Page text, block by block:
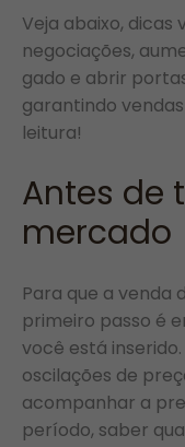
Veja abaixo, dicas
negociações,
gado e abrir
garantindo
leitura!
Antes de
mercado
Para que a venda
primeiro passo é
você está
oscilações de
acompanhar a
período, saber